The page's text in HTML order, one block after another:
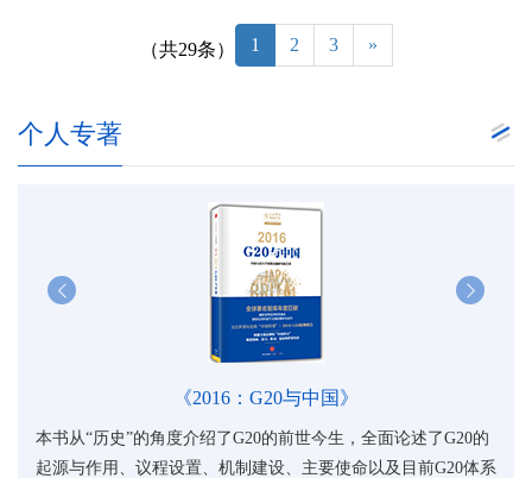
（共29条） 1 2 3 »
个人专著
《2016：G20与中国》
本书从“历史”的角度介绍了G20的前世今生，全面论述了G20的
起源与作用、议程设置、机制建设、主要使命以及目前G20体系